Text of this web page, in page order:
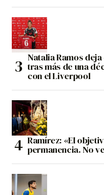
Natalia Ramos
tras más de una
con el Liverpool
Ramírez: «El
permanencia. No